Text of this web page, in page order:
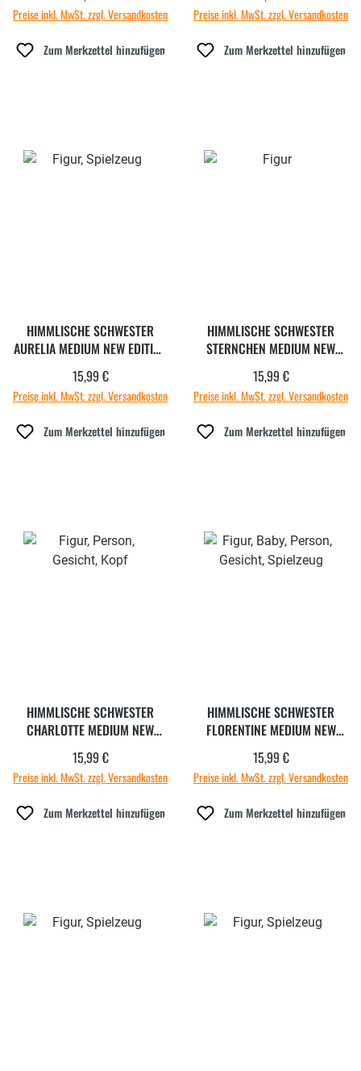
Preise inkl. MwSt. zzgl. Versandkosten
Zum Merkzettel hinzufügen
Preise inkl. MwSt. zzgl. Versandkosten
Zum Merkzettel hinzufügen
HIMMLISCHE SCHWESTER
AURELIA MEDIUM NEW EDITION
9
Regulärer Preis:
15,99 €
Preise inkl. MwSt. zzgl. Versandkosten
Zum Merkzettel hinzufügen
HIMMLISCHE SCHWESTER
STERNCHEN MEDIUM NEW
EDITION 9
Regulärer Preis:
15,99 €
Preise inkl. MwSt. zzgl. Versandkosten
Zum Merkzettel hinzufügen
HIMMLISCHE SCHWESTER
CHARLOTTE MEDIUM NEW
EDITION 9
Regulärer Preis:
15,99 €
Preise inkl. MwSt. zzgl. Versandkosten
Zum Merkzettel hinzufügen
HIMMLISCHE SCHWESTER
FLORENTINE MEDIUM NEW
EDITION 9
Regulärer Preis:
15,99 €
Preise inkl. MwSt. zzgl. Versandkosten
Zum Merkzettel hinzufügen